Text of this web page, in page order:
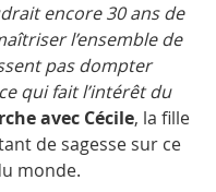
encore 30 ans de
l’ensemble de
pas dompter
qui fait l’intérêt du
avec Cécile, la fille
de sagesse sur ce
monde.